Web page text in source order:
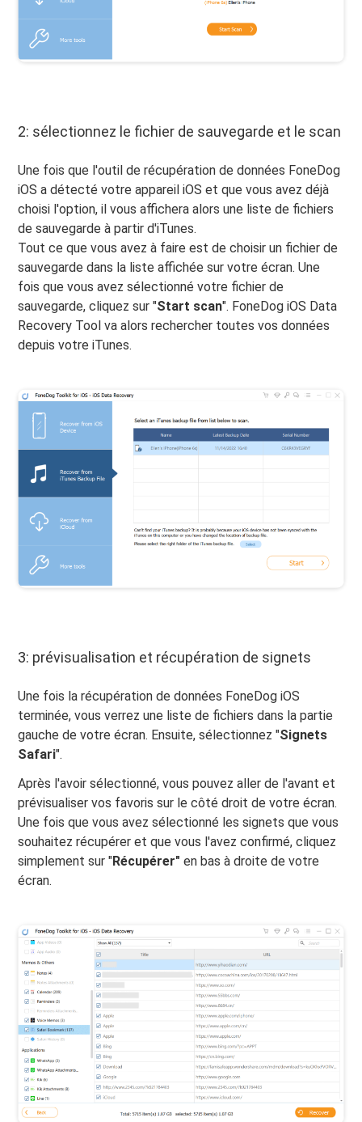
2: sélectionnez le fichier de sauvegarde et le scan
Une fois que l'outil de récupération de données FoneDog
iOS a détecté votre appareil iOS et que vous avez déjà
choisi l'option, il vous affichera alors une liste de fichiers
de sauvegarde à partir d'iTunes.
Tout ce que vous avez à faire est de choisir un fichier de
sauvegarde dans la liste affichée sur votre écran. Une
fois que vous avez sélectionné votre fichier de
sauvegarde, cliquez sur "Start scan". FoneDog iOS Data
Recovery Tool va alors rechercher toutes vos données
depuis votre iTunes.
3: prévisualisation et récupération de signets
Une fois la récupération de données FoneDog iOS
terminée, vous verrez une liste de fichiers dans la partie
gauche de votre écran. Ensuite, sélectionnez "Signets
Safari".
Après l'avoir sélectionné, vous pouvez aller de l'avant et
prévisualiser vos favoris sur le côté droit de votre écran.
Une fois que vous avez sélectionné les signets que vous
souhaitez récupérer et que vous l'avez confirmé, cliquez
simplement sur "Récupérer"en bas à droite de votre
écran.